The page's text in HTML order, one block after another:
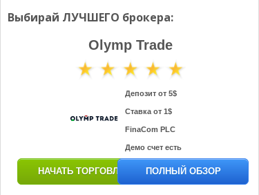
Выбирай ЛУЧШЕГО брокера:
Olymp Trade
Депозит от 5$
Ставка от 1$
FinaCom PLC
Демо счет есть
НАЧАТЬ ТОРГОВЛЮ ПОЛНЫЙ ОБЗОР